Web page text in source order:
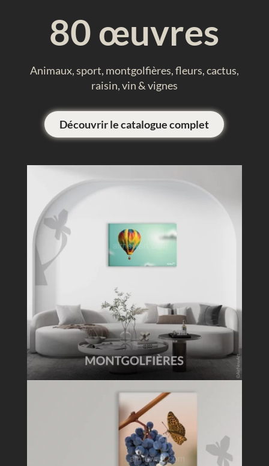
80 œuvres
Animaux, sport, montgolfières, fleurs, cactus,
raisin, vin & vignes
Découvrir le catalogue complet